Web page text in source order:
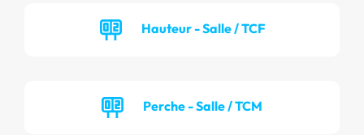
Hauteur - Salle / TCF
Perche - Salle / TCM